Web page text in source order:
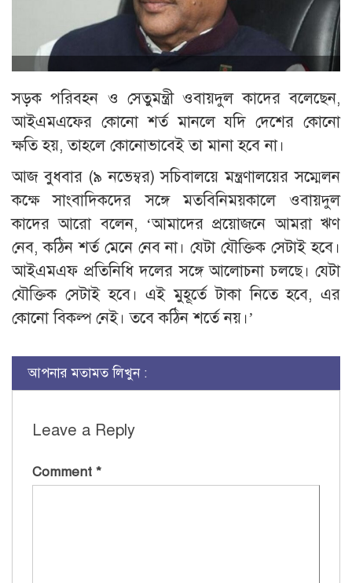
সড়ক পরিবহন ও সেতুমন্ত্রী ওবায়দুল কাদের বলেছেন,
আইএমএফের কোনো শর্ত মানলে যদি দেশের কোনো
ক্ষতি হয়, তাহলে কোনোভাবেই তা মানা হবে না।
আজ বুধবার (৯ নভেম্বর) সচিবালয়ে মন্ত্রণালয়ের সম্মেলন
কক্ষে সাংবাদিকদের সঙ্গে মতবিনিময়কালে ওবায়দুল
কাদের আরো বলেন, ‘আমাদের প্রয়োজনে আমরা ঋণ
নেব, কঠিন শর্ত মেনে নেব না। যেটা যৌক্তিক সেটাই হবে।
আইএমএফ প্রতিনিধি দলের সঙ্গে আলোচনা চলছে। যেটা
যৌক্তিক সেটাই হবে। এই মুহূর্তে টাকা নিতে হবে, এর
কোনো বিকল্প নেই। তবে কঠিন শর্তে নয়।’
আপনার মতামত লিখুন :
Leave a Reply
Comment *